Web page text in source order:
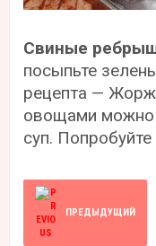
Свиные
посыпьте
рецепта —
овощами можно
суп.
ПРЕДЫДУЩИЙ